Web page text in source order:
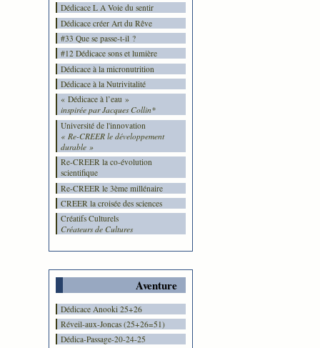
Dédicace L A Voie du sentir
Dédicace créer Art du Rêve
#33 Que se passe-t-il ?
#12 Dédicace sons et lumière
Dédicace à la micronutrition
Dédicace à la Nutrivitalité
« Dédicace à l’eau »
inspirée par Jacques Collin*
Université de l'innovation
« Re-CREER le développement
durable »
Re-CREER la co-évolution
scientifique
Re-CREER le 3ème millénaire
CREER la croisée des sciences
Créatifs Culturels
Créateurs de Cultures
Aventure
Dédicace Anooki 25+26
Réveil-aux-Joncas (25+26=51)
Dédica-Passage-20-24-25